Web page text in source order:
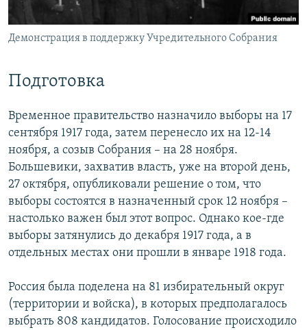
Демонстрация в поддержку Учредительного Собрания
Подготовка
Временное правительство назначило выборы на 17
сентября 1917 года, затем перенесло их на 12-14
ноября, а созыв Собрания – на 28 ноября.
Большевики, захватив власть, уже на второй день,
27 октября, опубликовали решение о том, что
выборы состоятся в назначенный срок 12 ноября –
настолько важен был этот вопрос. Однако кое-где
выборы затянулись до декабря 1917 года, а в
отдельных местах они прошли в январе 1918 года.
Россия была поделена на 81 избирательный округ
(территории и войска), в которых предполагалось
выбрать 808 кандидатов. Голосование происходило